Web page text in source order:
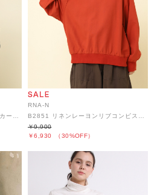
RNA-N
￥6,930 （30%OFF）
￥9,900